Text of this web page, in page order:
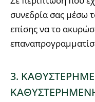
συνεδρία σας μέσω
επίσης να το
3.